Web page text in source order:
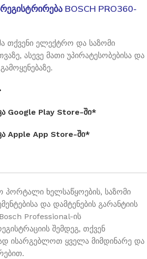
BOSCH PRO360-
თქვენი ელექტრო და საზომი
ასევე მათი უპირატესობებისა და
Google Play Store-ში*
Apple App Store-ში*
პორტალი ხელსაწყოების, საზომი
და დამტენების გარანტიის
Professional-ის
შემდეგ, თქვენ
ისარგებლოთ ყველა მიმდინარე და